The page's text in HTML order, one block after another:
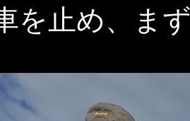
を止め、ま